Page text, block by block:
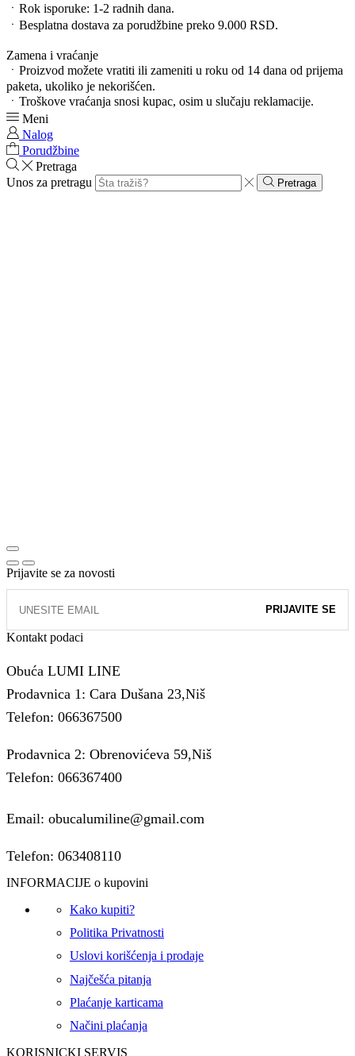
ㆍRok isporuke: 1-2 radnih dana.
ㆍBesplatna dostava za porudžbine preko 9.000 RSD.
Zamena i vraćanje
ㆍProizvod možete vratiti ili zameniti u roku od 14 dana od prijema
paketa, ukoliko je nekorišćen.
ㆍTroškove vraćanja snosi kupac, osim u slučaju reklamacije.
Meni
Nalog
Porudžbine
Pretraga
Unos za pretragu
Pretraga
Prijavite se za novosti
Kontakt podaci
Obuća LUMI LINE
Prodavnica 1: Cara Dušana 23,Niš
Telefon: 066367500
Prodavnica 2: Obrenovićeva 59,Niš
Telefon: 066367400
Email: obucalumiline@gmail.com
Telefon: 063408110
INFORMACIJE o kupovini
Kako kupiti?
Politika Privatnosti
Uslovi korišćenja i prodaje
Najčešća pitanja
Plaćanje karticama
Načini plaćanja
KORISNICKI SERVIS